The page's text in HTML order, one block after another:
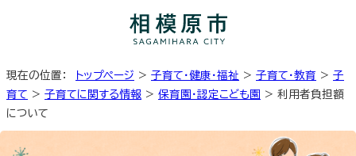
現在の位置： トップページ > 子育て・健康・福祉 > 子育て・教育 > 子
育て > 子育てに関する情報 > 保育園・認定こども園 > 利用者負担額
について